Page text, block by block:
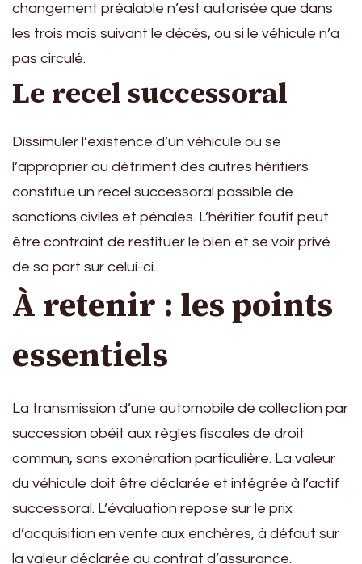
changement préalable n’est autorisée que dans
les trois mois suivant le décès, ou si le véhicule n’a
pas circulé.
Le recel successoral
Dissimuler l’existence d’un véhicule ou se
l’approprier au détriment des autres héritiers
constitue un recel successoral passible de
sanctions civiles et pénales. L’héritier fautif peut
être contraint de restituer le bien et se voir privé
de sa part sur celui-ci.
À retenir : les points
essentiels
La transmission d’une automobile de collection par
succession obéit aux règles fiscales de droit
commun, sans exonération particulière. La valeur
du véhicule doit être déclarée et intégrée à l’actif
successoral. L’évaluation repose sur le prix
d’acquisition en vente aux enchères, à défaut sur
la valeur déclarée au contrat d’assurance.